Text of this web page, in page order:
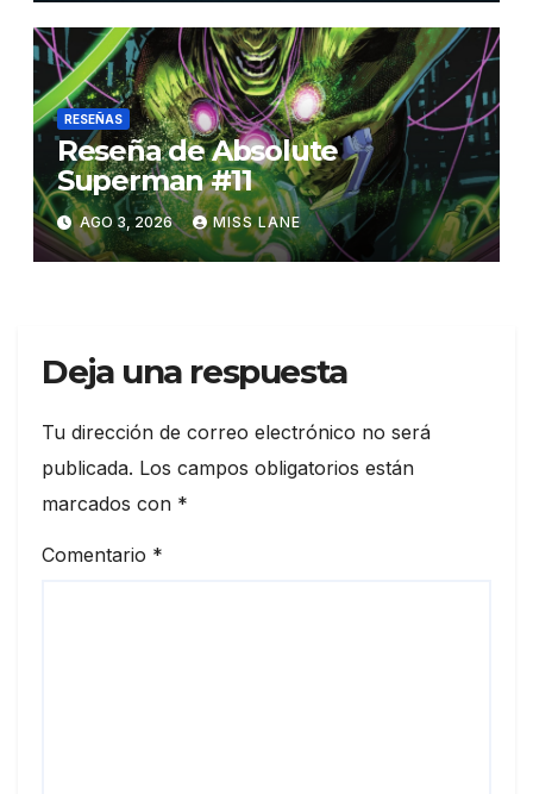
RESEÑAS
Reseña de Absolute
Superman #11
AGO 3, 2026 MISS LANE
Deja una respuesta
Tu dirección de correo electrónico no será
publicada. Los campos obligatorios están
marcados con *
Comentario *